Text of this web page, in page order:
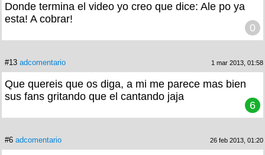
Donde termina el video yo creo que dice: Ale po ya
esta! A cobrar!
0
#13 adcomentario 1 mar 2013, 01:58
Que quereis que os diga, a mi me parece mas bien
sus fans gritando que el cantando jaja
6
#6 adcomentario 26 feb 2013, 01:20